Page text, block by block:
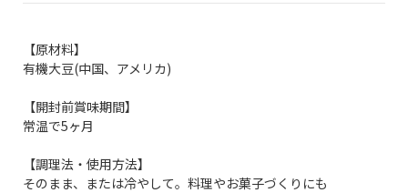
【原材料】
有機大豆(中国、アメリカ)
【開封前賞味期間】
常温で5ヶ月
【調理法・使用方法】
そのまま、または冷やして。料理やお菓子づくりにも